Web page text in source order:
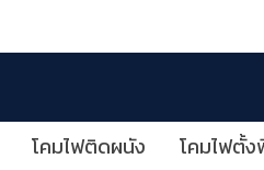
โคมไฟติดผนัง โคมไฟตั้